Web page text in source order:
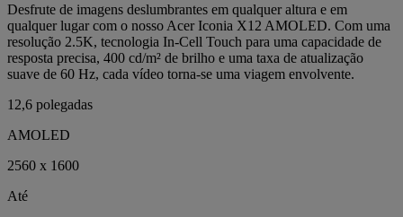
Desfrute de imagens deslumbrantes em qualquer altura e em
qualquer lugar com o nosso Acer Iconia X12 AMOLED. Com uma
resolução 2.5K, tecnologia In-Cell Touch para uma capacidade de
resposta precisa, 400 cd/m² de brilho e uma taxa de atualização
suave de 60 Hz, cada vídeo torna-se uma viagem envolvente.
12,6 polegadas
AMOLED
2560 x 1600
Até